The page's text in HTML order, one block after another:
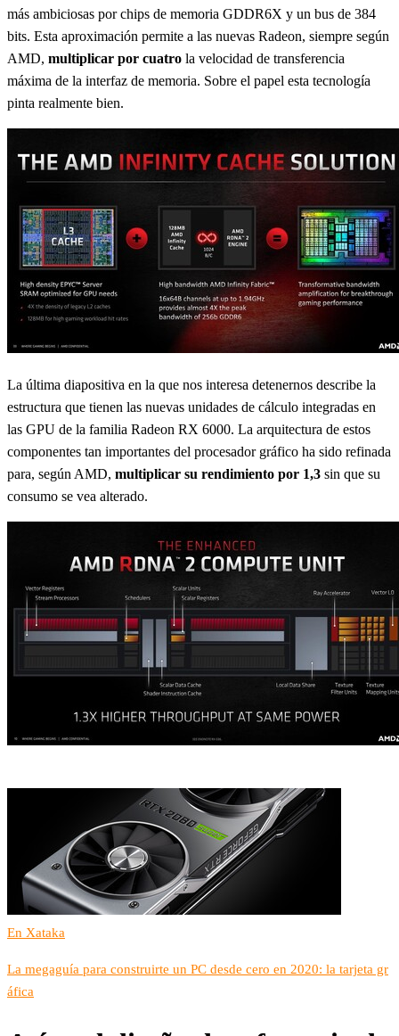
más ambiciosas por chips de memoria GDDR6X y un bus de 384
bits. Esta aproximación permite a las nuevas Radeon, siempre según
AMD, multiplicar por cuatro la velocidad de transferencia
máxima de la interfaz de memoria. Sobre el papel esta tecnología
pinta realmente bien.
La última diapositiva en la que nos interesa detenernos describe la
estructura que tienen las nuevas unidades de cálculo integradas en
las GPU de la familia Radeon RX 6000. La arquitectura de estos
componentes tan importantes del procesador gráfico ha sido refinada
para, según AMD, multiplicar su rendimiento por 1,3 sin que su
consumo se vea alterado.
En Xataka
La megaguía para construirte un PC desde cero en 2020: la tarjeta gr
áfica